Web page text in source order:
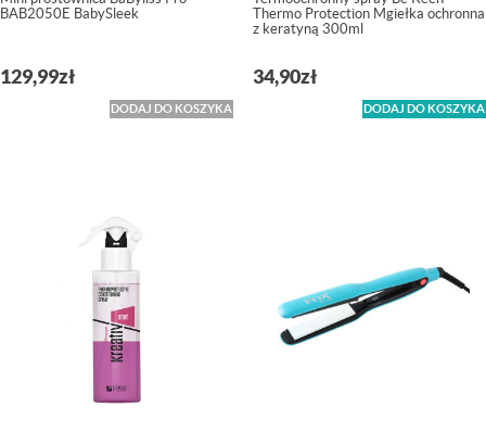
BAB2050E BabySleek
129,99zł
DODAJ DO KOSZYKA
Thermo Protection Mgiełka ochronna
z keratyną 300ml
34,90zł
DODAJ DO KOSZYKA